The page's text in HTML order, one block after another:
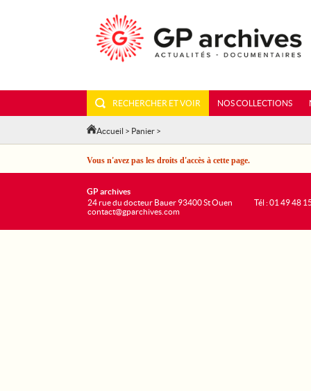
RECHERCHER ET VOIR NOS COLLECTIONS
Accueil > Panier >
Vous n'avez pas les droits d'accès à cette page.
GP archives
24 rue du docteur Bauer 93400 St Ouen
contact@gparchives.com
Tél : 01 49 48